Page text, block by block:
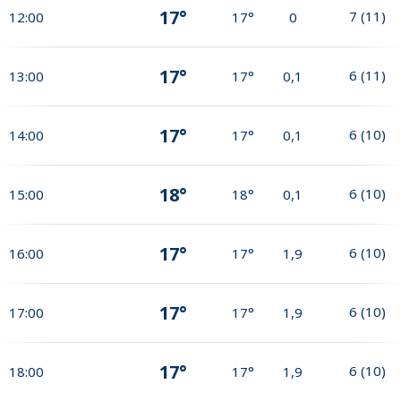
12:00 17° 17° 0 7 (11)
13:00 17° 17° 0,1 6 (11)
14:00 17° 17° 0,1 6 (10)
15:00 18° 18° 0,1 6 (10)
16:00 17° 17° 1,9 6 (10)
17:00 17° 17° 1,9 6 (10)
18:00 17° 17° 1,9 6 (10)